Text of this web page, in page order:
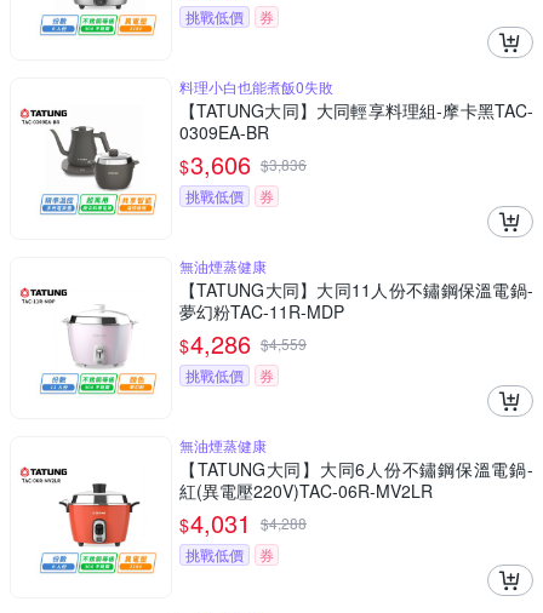
挑戰低價
券
料理小白也能煮飯0失敗
【TATUNG大同】大同輕享料理組-摩卡黑TAC-
0309EA-BR
$3,606 $3,836
挑戰低價
券
無油煙蒸健康
【TATUNG大同】大同11人份不鏽鋼保溫電鍋-
夢幻粉TAC-11R-MDP
$4,286 $4,559
挑戰低價
券
無油煙蒸健康
【TATUNG大同】大同6人份不鏽鋼保溫電鍋-
紅(異電壓220V)TAC-06R-MV2LR
$4,031 $4,288
挑戰低價
券